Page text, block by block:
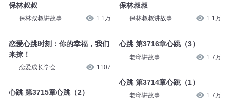
保林叔叔
保林叔叔讲故事 1.1万
恋爱心跳时刻：你的幸福，我们
来撩！
恋爱成长学会 1107
心跳 第3715章心跳（2）
保林叔叔
保林叔叔讲故事 1.1万
心跳 第3716章心跳（3）
老邱讲故事 1.7万
心跳 第3714章心跳（1）
老邱讲故事 1.7万